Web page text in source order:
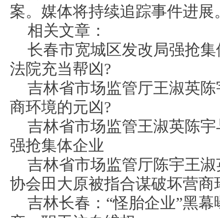
案。媒体将持续追踪事件进
相关文章：
长春市宽城区发改局强抢
法院充当帮凶?
吉林省市场监管厅王淑英
商环境的元凶?
吉林省市场监管王淑英陈
强抢集体企业
吉林省市场监管厅陈宇王
协会田大原被指合谋破坏营商
吉林长春：“怪胎企业”黑